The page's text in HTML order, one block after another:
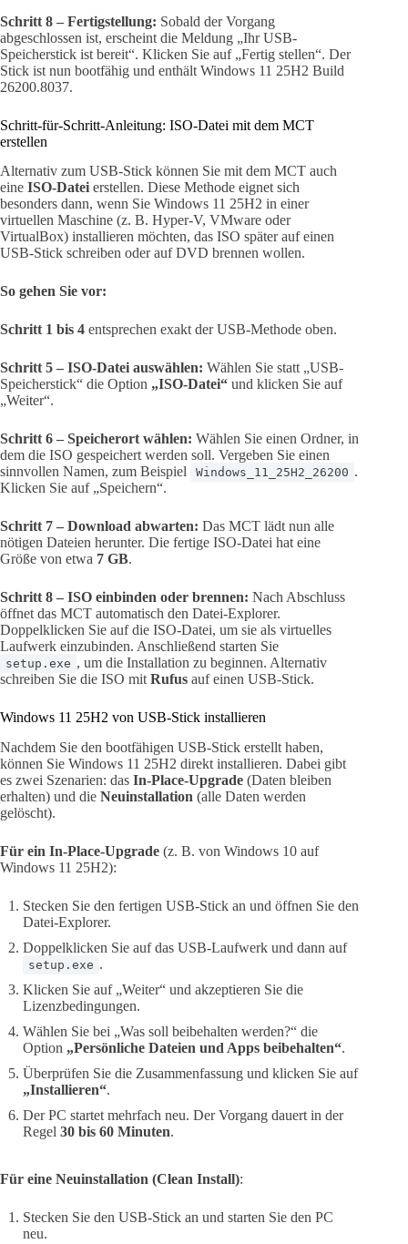
Schritt 8 – Fertigstellung: Sobald der Vorgang
abgeschlossen ist, erscheint die Meldung „Ihr USB-
Speicherstick ist bereit“. Klicken Sie auf „Fertig stellen“. Der
Stick ist nun bootfähig und enthält Windows 11 25H2 Build
26200.8037.
Schritt-für-Schritt-Anleitung: ISO-Datei mit dem MCT
erstellen
Alternativ zum USB-Stick können Sie mit dem MCT auch
eine ISO-Datei erstellen. Diese Methode eignet sich
besonders dann, wenn Sie Windows 11 25H2 in einer
virtuellen Maschine (z. B. Hyper-V, VMware oder
VirtualBox) installieren möchten, das ISO später auf einen
USB-Stick schreiben oder auf DVD brennen wollen.
So gehen Sie vor:
Schritt 1 bis 4 entsprechen exakt der USB-Methode oben.
Schritt 5 – ISO-Datei auswählen: Wählen Sie statt „USB-
Speicherstick“ die Option „ISO-Datei“ und klicken Sie auf
„Weiter“.
Schritt 6 – Speicherort wählen: Wählen Sie einen Ordner, in
dem die ISO gespeichert werden soll. Vergeben Sie einen
sinnvollen Namen, zum Beispiel
Windows_11_25H2_26200 .
Klicken Sie auf „Speichern“.
Schritt 7 – Download abwarten: Das MCT lädt nun alle
nötigen Dateien herunter. Die fertige ISO-Datei hat eine
Größe von etwa 7 GB.
Schritt 8 – ISO einbinden oder brennen: Nach Abschluss
öffnet das MCT automatisch den Datei-Explorer.
Doppelklicken Sie auf die ISO-Datei, um sie als virtuelles
Laufwerk einzubinden. Anschließend starten Sie
setup.exe , um die Installation zu beginnen. Alternativ
schreiben Sie die ISO mit Rufus auf einen USB-Stick.
Windows 11 25H2 von USB-Stick installieren
Nachdem Sie den bootfähigen USB-Stick erstellt haben,
können Sie Windows 11 25H2 direkt installieren. Dabei gibt
es zwei Szenarien: das In-Place-Upgrade (Daten bleiben
erhalten) und die Neuinstallation (alle Daten werden
gelöscht).
Für ein In-Place-Upgrade (z. B. von Windows 10 auf
Windows 11 25H2):
Stecken Sie den fertigen USB-Stick an und öffnen Sie den
Datei-Explorer.
Doppelklicken Sie auf das USB-Laufwerk und dann auf
setup.exe .
Klicken Sie auf „Weiter“ und akzeptieren Sie die
Lizenzbedingungen.
Wählen Sie bei „Was soll beibehalten werden?“ die
Option „Persönliche Dateien und Apps beibehalten“.
Überprüfen Sie die Zusammenfassung und klicken Sie auf
„Installieren“.
Der PC startet mehrfach neu. Der Vorgang dauert in der
Regel 30 bis 60 Minuten.
Für eine Neuinstallation (Clean Install):
Stecken Sie den USB-Stick an und starten Sie den PC
neu.